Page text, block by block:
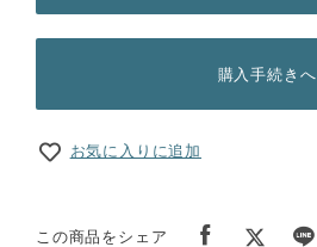
購入手続きへ
お気に入りに追加
この商品をシェア